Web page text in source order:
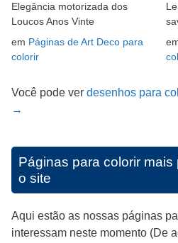
Elegância motorizada dos
Loucos Anos Vinte
em Páginas de Art Deco para
colorir
Você pode ver desenhos para
→
Páginas para colorir
o site
Aqui estão as nossas páginas
interessam neste momento (De